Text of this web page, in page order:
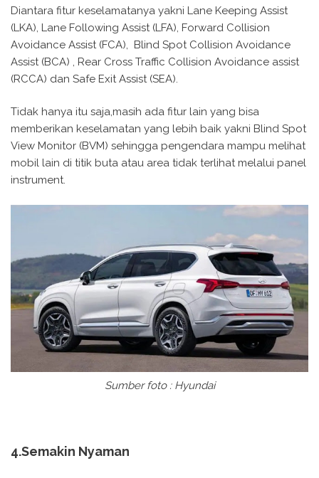
Diantara fitur keselamatanya yakni Lane Keeping Assist
(LKA), Lane Following Assist (LFA), Forward Collision
Avoidance Assist (FCA), Blind Spot Collision Avoidance
Assist (BCA) , Rear Cross Traffic Collision Avoidance assist
(RCCA) dan Safe Exit Assist (SEA).
Tidak hanya itu saja,masih ada fitur lain yang bisa
memberikan keselamatan yang lebih baik yakni Blind Spot
View Monitor (BVM) sehingga pengendara mampu melihat
mobil lain di titik buta atau area tidak terlihat melalui panel
instrument.
Sumber foto : Hyundai
4.Semakin Nyaman